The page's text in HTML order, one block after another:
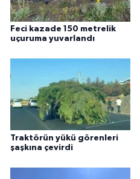
Feci kazade 150 metrelik
uçuruma yuvarlandı
Traktörün yükü görenleri
şaşkına çevirdi